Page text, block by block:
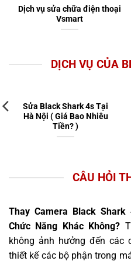
Dịch vụ sửa chữa điện thoại
Vsmart
DỊCH VỤ CỦA
Sửa Black Shark 4s Tại
Hà Nội ( Giá Bao Nhiêu
Tiền? )
CÂU HỎI
Thay Camera Black
Chức Năng Khác Không?
không ảnh hưởng đến các
thiết kế các bộ phận trong